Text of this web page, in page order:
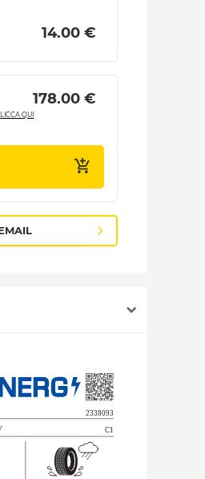
14.00 €
178.00 €
QUI